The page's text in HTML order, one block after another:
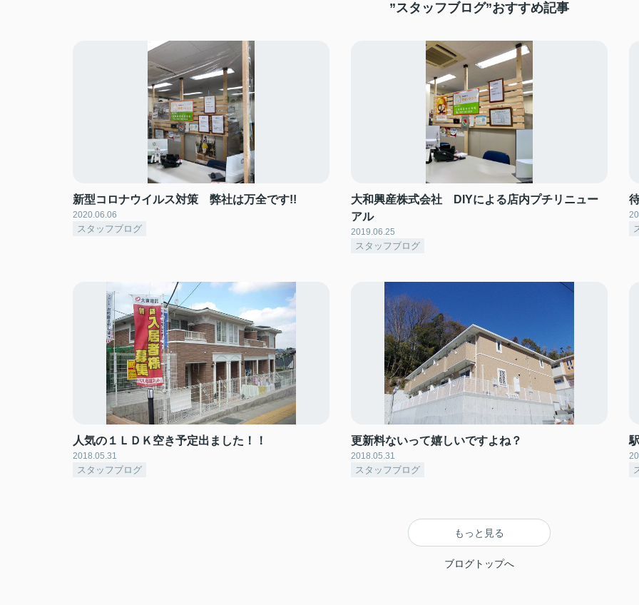
”スタッフブログ”おすすめ記事
新型コロナウイルス対策 弊社は万全です!!
2020.06.06
スタッフブログ
大和興産株式会社 DIYによる店内プチリニュー
アル
2019.06.25
スタッフブログ
人気の１ＬＤＫ空き予定出ました！！
2018.05.31
スタッフブログ
更新料ないって嬉しいですよね？
2018.05.31
スタッフブログ
もっと見る
ブログトップへ